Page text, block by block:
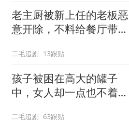
老主厨被新上任的老板恶
意开除，不料给餐厅带来
二毛追剧 13跟贴
孩子被困在高大的罐子
中，女人却一点也不着
二毛追剧 63跟贴